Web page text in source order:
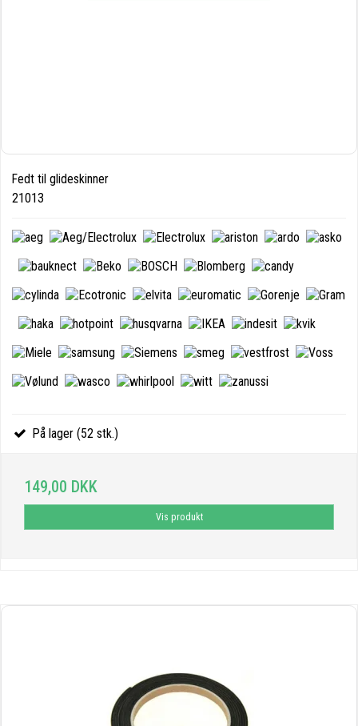
Fedt til glideskinner
21013
På lager (52 stk.)
149,00 DKK
Vis produkt